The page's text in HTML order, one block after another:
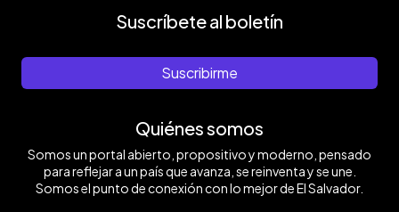
Suscríbete al boletín
Suscribirme
Quiénes somos
Somos un portal abierto, propositivo y moderno, pensado
para reflejar a un país que avanza, se reinventa y se une.
Somos el punto de conexión con lo mejor de El Salvador.